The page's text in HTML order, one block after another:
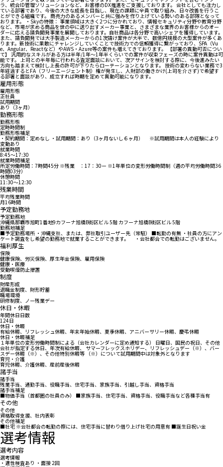
ラ、統合ID管理ソリューションなど、お客様のDX推進をご支援しております。 会社としても注力し
ている部署であり、今後の大きな成長を目指し、現在の課題に全員で取り組み、日々改善を行うこ
とができる組織です。 商売力のあるメンバーと共に強みを作り上げている勢いのある部隊となって
おります。 ・Skyの特徴： 事業領域は大きく2つに分かれており、情報セキュリティ分野や教育分野
など、市場が求める商品を世の中に送り出すメーカー事業と、さまざまな業界のお客様からのオー
ダーに応える請負開発事業を展開しております。自社商品は各分野で高いシェアを獲得しています。
また、請負開発では大手製造メーカーからの1次請け案件が大半で、数億円規模の大型案件が多くあ
ります。新技術に果敢にチャレンジしていくことで技術力での信頼獲得に繋がっており、SPA（Vu
e、Angular、Reactなど）やAWS・Azure等の案件も増えてきております。 【部署の異動可否につい
て】 汎用的なスキルがある方は半年/1年～1年半くらいでの案件が収束フェーズの時に案件異動は可
能です。 上司との半年毎に行われる査定面談において、次アサインを検討する際に、今後進みたい
方向も踏まえて検討し上長の許可が下りたらローテーションとなります。 技術の変わらない業務で3
年経過するとFA（フリーエージェント制）権が発生し、人財部の働きかけ(上司を介さず)で希望す
る部署と面談があり、成立すれば時期を定めて異動可能になります。
雇用形態
雇用形態
正社員
試用期間
あり（3ヶ月）
勤務形態
勤務形態
定時時間制
勤務形態補足
・契約期間：定めなし ・試用期間：あり（3ヶ月ないし６ヶ月） ※試用期間は本人の経験により
変動あり
就業時間
8:45〜17:30
就業時間補足
所定労働時間：7時間45分 ※残業 ：17：30ー ※1年単位の変形労働時間制（週の平均労働時間36
時間03分）
休憩時間
11:30〜12:30
残業時間
平均残業時間
月16時間
予定勤務地
予定勤務地
沖縄県那覇市旭町1番地9カフーナ旭橋B街区ビル 5階 カフーナ旭橋B街区ビル 5階
勤務地補足
■予定勤務場所 ・沖縄支社、または、弊社取引ユーザー先（常駐） ■転勤の有無 ・社員の方にアン
ケート調査をし希望の勤務地で就業することができます。 ・会社都合での転勤はございません。
福利厚生
保険
健康保険、労災保険、厚生年金保険、雇用保険
健康・医療
受動喫煙防止措置
制度
財産形成
退職金制度、財形貯蓄
職場環境
研修制度、ノー残業デー
休日・休暇
年間休日日数
124日
休日・休暇
有給休暇、リフレッシュ休暇、年末年始休暇、夏季休暇、アニバーサリー休暇、慶弔休暇
休日・休暇補足
１年単位の変形労働時間制による（会社カレンダーに定め通知する） 日曜日、国民の祝日、その他
会社が指定する休日、年次有給休暇、 サマーフレックスホリデー、リフレッシュデー（※）、バー
スデー休暇（※）、その他特別休暇等 （※）について試用期間中は対象外となります
育児・介護
育児休暇、介護休暇、産前産後休暇
諸手当
諸手当
残業手当、通勤手当、役職手当、住宅手当、家族手当、引越し手当、資格手当
諸手当補足
■物価手当（首都圏の社員のみ） ■家族手当、住宅手当、資格手当、役職手当など各種手当有
その他
その他
資格取得支援、社内表彰
その他補足
■社宅 ※会社都合の転勤の際には、住宅手当に替わり借り上げ社宅の用意有 ■誕生日祝い金
選考情報
選考内容
選考情報
・適性検査あり ・面接 2回